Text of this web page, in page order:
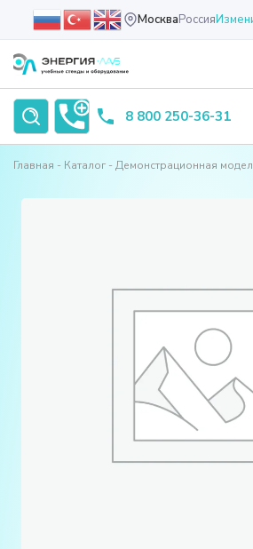
МоскваРоссия
8 800 250-36-31
Главная Каталог Демонстрационная